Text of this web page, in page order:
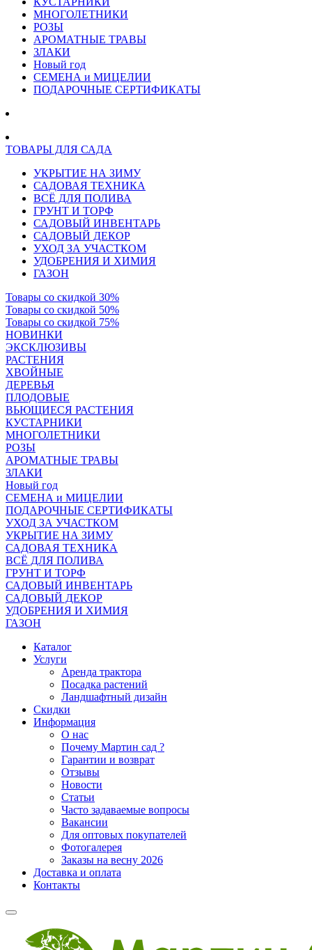
МНОГОЛЕТНИКИ
РОЗЫ
АРОМАТНЫЕ ТРАВЫ
ЗЛАКИ
Новый год
СЕМЕНА и МИЦЕЛИИ
ПОДАРОЧНЫЕ СЕРТИФИКАТЫ
ТОВАРЫ ДЛЯ САДА
УКРЫТИЕ НА ЗИМУ
САДОВАЯ ТЕХНИКА
ВСЁ ДЛЯ ПОЛИВА
ГРУНТ И ТОРФ
САДОВЫЙ ИНВЕНТАРЬ
САДОВЫЙ ДЕКОР
УХОД ЗА УЧАСТКОМ
УДОБРЕНИЯ И ХИМИЯ
ГАЗОН
Товары со скидкой 30%
Товары со скидкой 50%
Товары со скидкой 75%
НОВИНКИ
ЭКСКЛЮЗИВЫ
РАСТЕНИЯ
ХВОЙНЫЕ
ДЕРЕВЬЯ
ПЛОДОВЫЕ
ВЬЮЩИЕСЯ РАСТЕНИЯ
КУСТАРНИКИ
МНОГОЛЕТНИКИ
РОЗЫ
АРОМАТНЫЕ ТРАВЫ
ЗЛАКИ
Новый год
СЕМЕНА и МИЦЕЛИИ
ПОДАРОЧНЫЕ СЕРТИФИКАТЫ
УХОД ЗА УЧАСТКОМ
УКРЫТИЕ НА ЗИМУ
САДОВАЯ ТЕХНИКА
ВСЁ ДЛЯ ПОЛИВА
ГРУНТ И ТОРФ
САДОВЫЙ ИНВЕНТАРЬ
САДОВЫЙ ДЕКОР
УДОБРЕНИЯ И ХИМИЯ
ГАЗОН
Каталог
Услуги
Аренда трактора
Посадка растений
Ландшафтный дизайн
Скидки
Информация
О нас
Почему Мартин сад ?
Гарантии и возврат
Отзывы
Новости
Статьи
Часто задаваемые вопросы
Вакансии
Для оптовых покупателей
Фотогалерея
Заказы на весну 2026
Доставка и оплата
Контакты